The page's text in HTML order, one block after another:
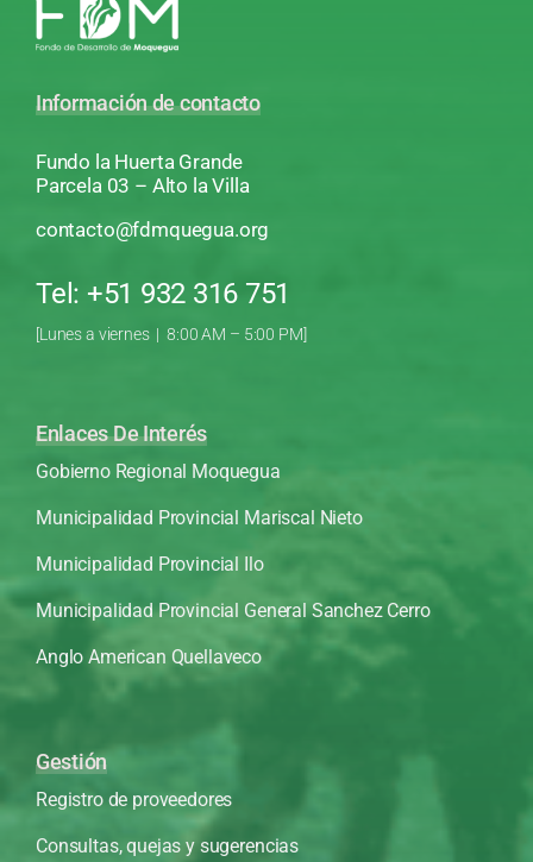
Información de contacto
Fundo la Huerta Grande
Parcela 03 – Alto la Villa
contacto@fdmquegua.org
Tel: +51 932 316 751
[Lunes a viernes | 8:00 AM – 5:00 PM]
Enlaces De Interés
Gobierno Regional Moquegua
Municipalidad Provincial Mariscal Nieto
Municipalidad Provincial Ilo
Municipalidad Provincial General Sanchez Cerro
Anglo American Quellaveco
Gestión
Registro de proveedores
Consultas, quejas y sugerencias